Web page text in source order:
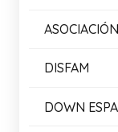
DISFAM
DOWN